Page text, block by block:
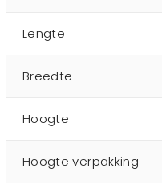
Lengte
Breedte
Hoogte
Hoogte verpakking